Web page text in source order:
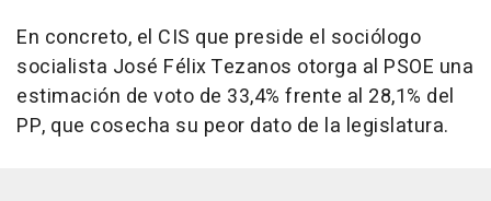
En concreto, el CIS que preside el sociólogo
socialista José Félix Tezanos otorga al PSOE una
estimación de voto de 33,4% frente al 28,1% del
PP, que cosecha su peor dato de la legislatura.